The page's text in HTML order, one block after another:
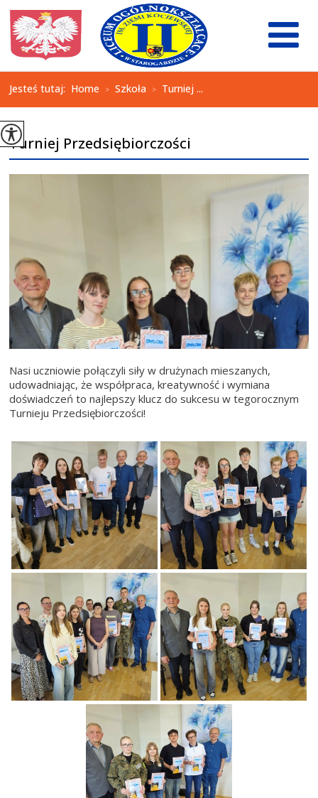
Jesteś tutaj: Home > Szkoła > Turniej ...
Turniej Przedsiębiorczości
Nasi uczniowie połączyli siły w drużynach mieszanych,
udowadniając, że współpraca, kreatywność i wymiana
doświadczeń to najlepszy klucz do sukcesu w tegorocznym
Turnieju Przedsiębiorczości!